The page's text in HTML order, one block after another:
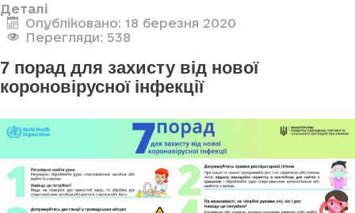
Деталі
Опубліковано: 18 березня 2020
Перегляди: 538
7 порад для захисту від нової
короновірусної інфекції